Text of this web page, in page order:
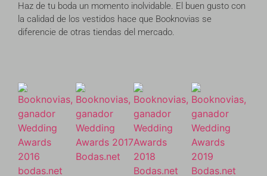
Haz de tu boda un momento inolvidable. El buen gusto con
la calidad de los vestidos hace que Booknovias se
diferencie de otras tiendas del mercado.